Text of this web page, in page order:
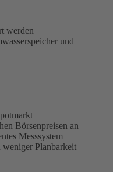
werden
und
Börsenpreisen an
Messsystem
weniger Planbarkeit